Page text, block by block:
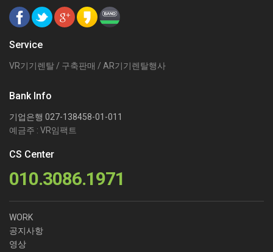
Service
VR기기렌탈 / 구축판매 / AR기기렌탈행사
Bank Info
기업은행 027-138458-01-011
예금주 : VR임팩트
CS Center
010.3086.1971
WORK
공지사항
영상